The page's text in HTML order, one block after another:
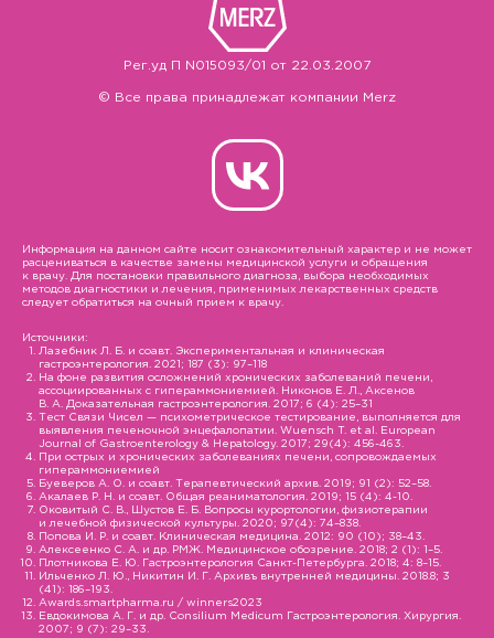
Рег.уд П N015093/01 от 22.03.2007
© Все права принадлежат компании Merz
Информация на данном сайте носит ознакомительный характер и не может
расцениваться в качестве замены медицинской услуги и обращения
к врачу. Для постановки правильного диагноза, выбора необходимых
методов диагностики и лечения, применимых лекарственных средств
следует обратиться на очный прием к врачу.
Источники:
Лазебник Л. Б. и соавт. Экспериментальная и клиническая
гастроэнтерология. 2021; 187 (3): 97–118
На фоне развития осложнений хронических заболеваний печени,
ассоциированных с гипераммониемией. Никонов Е. Л., Аксенов
В. А. Доказательная гастроэнтерология. 2017; 6 (4): 25–31
Тест Связи Чисел — психометрическое тестирование, выполняется для
выявления печеночной энцефалопатии. Wuensch T. et al. European
Journal of Gastroenterology & Hepatology. 2017; 29(4): 456-463.
При острых и хронических заболеваниях печени, сопровождаемых
гипераммониемией
Буеверов А. О. и соавт. Терапевтический архив. 2019; 91 (2): 52–58.
Акалаев Р. Н. и соавт. Общая реаниматология. 2019; 15 (4): 4-10.
Оковитый С. В., Шустов Е. Б. Вопросы курортологии, физиотерапии
и лечебной физической культуры. 2020; 97(4): 74–838.
Попова И. Р. и соавт. Клиническая медицина. 2012: 90 (10); 38–43.
Алексеенко С. А. и др. РМЖ. Медицинское обозрение. 2018; 2 (1): 1–5.
Плотникова Е. Ю. Гастроэнтерология Санкт-Петербурга. 2018; 4: 8–15.
Ильченко Л. Ю., Никитин И. Г. Архивъ внутренней медицины. 2018.8; 3
(41): 186–193.
Awards.smartpharma.ru / winners2023
Евдокимова А. Г. и др. Consilium Medicum Гастроэнтерология. Хирургия.
2007; 9 (7): 29–33.